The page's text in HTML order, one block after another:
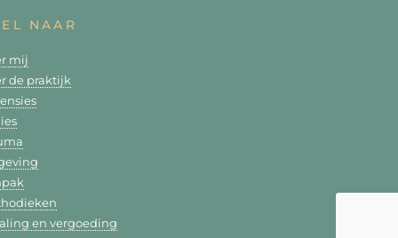
NAAR
mij
de praktijk
en vergoeding